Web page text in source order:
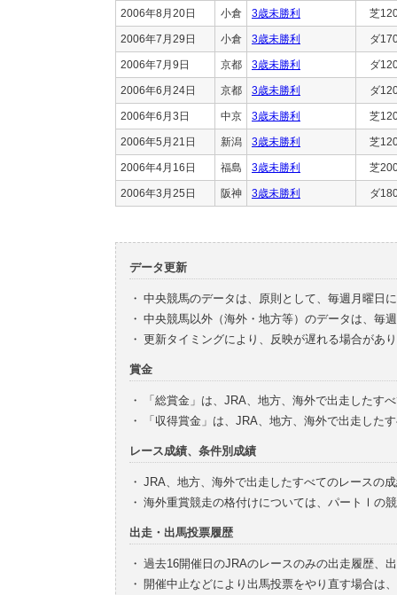
2006年8月20日 小倉 3歳未勝利 芝
2006年7月29日 小倉 3歳未勝利 ダ
2006年7月9日 京都 3歳未勝利 ダ
2006年6月24日 京都 3歳未勝利 ダ
2006年6月3日 中京 3歳未勝利 芝
2006年5月21日 新潟 3歳未勝利 芝
2006年4月16日 福島 3歳未勝利 芝
2006年3月25日 阪神 3歳未勝利 ダ
データ更新
・ 中央競馬のデータは、原則として、毎週月曜日
・ 中央競馬以外（海外・地方等）のデータは、毎
・ 更新タイミングにより、反映が遅れる場合があ
賞金
・
「総賞金」は、JRA、地方、海外で出走したす
・
「収得賞金」は、JRA、地方、海外で出走した
レース成績、条件別成績
・ JRA、地方、海外で出走したすべてのレースの
・ 海外重賞競走の格付けについては、パートⅠの
出走・出馬投票履歴
・ 過去16開催日のJRAのレースのみの出走履歴、
・ 開催中止などにより出馬投票をやり直す場合は